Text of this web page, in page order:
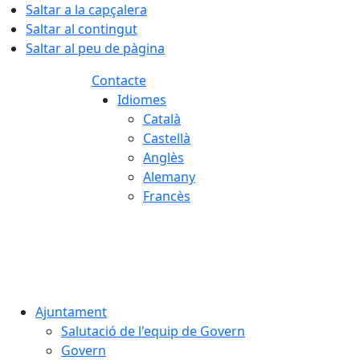
Saltar a la capçalera
Saltar al contingut
Saltar al peu de pàgina
Contacte
Idiomes
Català
Castellà
Anglès
Alemany
Francès
Ajuntament
Salutació de l'equip de Govern
Govern